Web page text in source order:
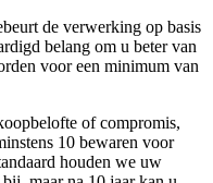
de verwerking op basis
belang om u beter van
voor een minimum van
of compromis,
10 bewaren voor
houden we uw